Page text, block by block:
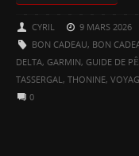
CYRIL 9 MARS 2026
BON CADEAU, BON
DELTA, GARMIN, GUIDE DE
TASSERGAL, THONINE,
0